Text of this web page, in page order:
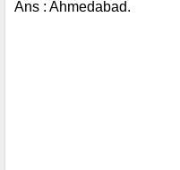
Ans : Ahmedabad.